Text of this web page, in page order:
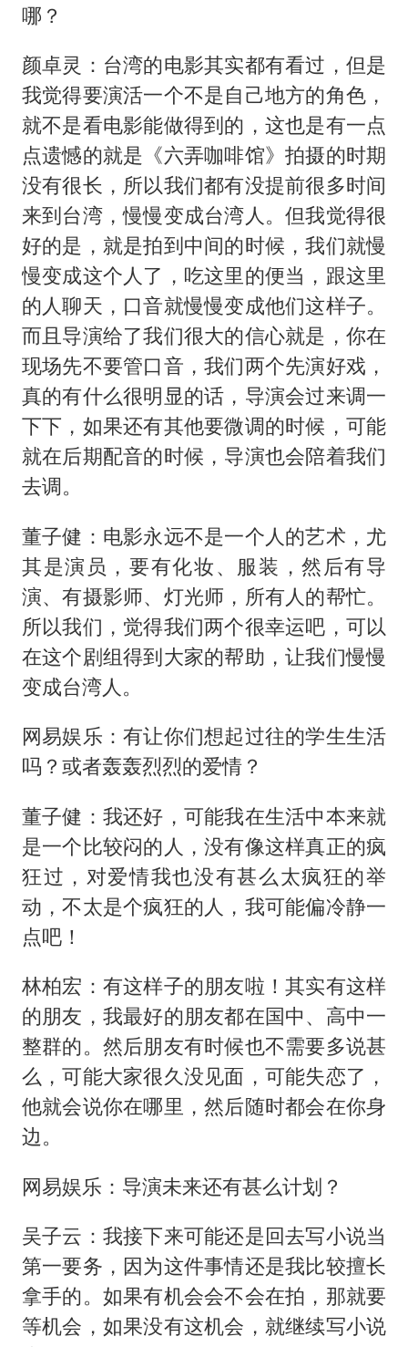
哪？
颜卓灵：台湾的电影其实都有看过，但是
我觉得要演活一个不是自己地方的角色，
就不是看电影能做得到的，这也是有一点
点遗憾的就是《六弄咖啡馆》拍摄的时期
没有很长，所以我们都有没提前很多时间
来到台湾，慢慢变成台湾人。但我觉得很
好的是，就是拍到中间的时候，我们就慢
慢变成这个人了，吃这里的便当，跟这里
的人聊天，口音就慢慢变成他们这样子。
而且导演给了我们很大的信心就是，你在
现场先不要管口音，我们两个先演好戏，
真的有什么很明显的话，导演会过来调一
下下，如果还有其他要微调的时候，可能
就在后期配音的时候，导演也会陪着我们
去调。
董子健：电影永远不是一个人的艺术，尤
其是演员，要有化妆、服装，然后有导
演、有摄影师、灯光师，所有人的帮忙。
所以我们，觉得我们两个很幸运吧，可以
在这个剧组得到大家的帮助，让我们慢慢
变成台湾人。
网易娱乐：有让你们想起过往的学生生活
吗？或者轰轰烈烈的爱情？
董子健：我还好，可能我在生活中本来就
是一个比较闷的人，没有像这样真正的疯
狂过，对爱情我也没有甚么太疯狂的举
动，不太是个疯狂的人，我可能偏冷静一
点吧！
林柏宏：有这样子的朋友啦！其实有这样
的朋友，我最好的朋友都在国中、高中一
整群的。然后朋友有时候也不需要多说甚
么，可能大家很久没见面，可能失恋了，
他就会说你在哪里，然后随时都会在你身
边。
网易娱乐：导演未来还有甚么计划？
吴子云：我接下来可能还是回去写小说当
第一要务，因为这件事情还是我比较擅长
拿手的。如果有机会会不会在拍，那就要
等机会，如果没有这机会，就继续写小说